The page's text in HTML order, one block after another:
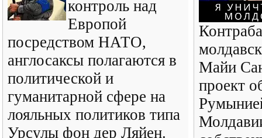
контроль над
Европой
посредством НАТО,
англосаксы полагаются в
политической и
гуманитарной сфере на
лояльных политиков типа
Урсулы фон дер Ляйен.
Майи
проект